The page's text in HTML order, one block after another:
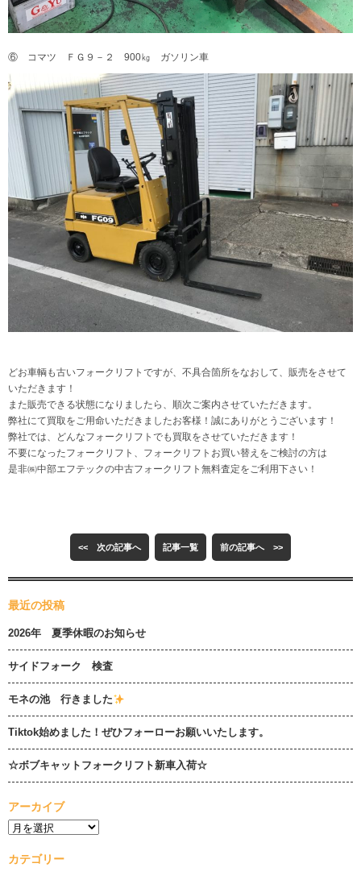
⑥ コマツ ＦＧ９－２ 900㎏ ガソリン車
どお車輌も古いフォークリフトですが、不具合箇所をなおして、販売をさせて
いただきます！
また販売できる状態になりましたら、順次ご案内させていただきます。
弊社にて買取をご用命いただきましたお客様！誠にありがとうございます！
弊社では、どんなフォークリフトでも買取をさせていただきます！
不要になったフォークリフト、フォークリフトお買い替えをご検討の方は
是非㈱中部エフテックの中古フォークリフト無料査定をご利用下さい！
<< 次の記事へ 記事一覧 前の記事へ >>
最近の投稿
2026年 夏季休暇のお知らせ
サイドフォーク 検査
モネの池 行きました
Tiktok始めました！ぜひフォーローお願いいたします。
☆ボブキャットフォークリフト新車入荷☆
アーカイブ
カテゴリー